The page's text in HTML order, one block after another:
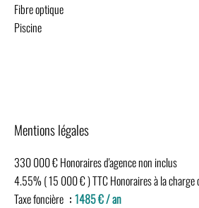
Fibre optique
Piscine
Mentions légales
330 000 € Honoraires d'agence non inclus
4.55% ( 15 000 € ) TTC Honoraires à la charge
Taxe foncière
1485 € / an